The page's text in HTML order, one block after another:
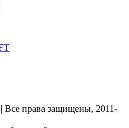
права защищены, 2011-